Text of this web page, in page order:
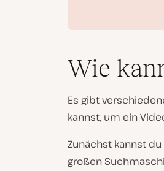
Wie
Es gibt
kannst, um ein
Zunächst kannst
großen